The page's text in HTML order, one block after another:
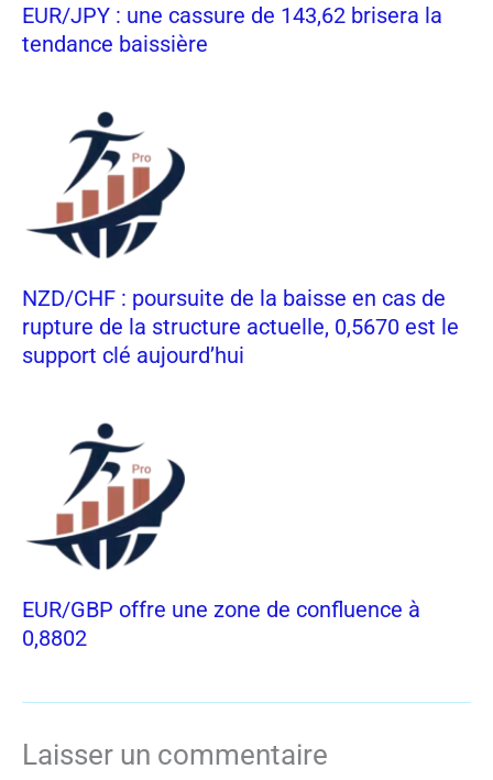
EUR/JPY : une cassure de 143,62 brisera la
tendance baissière
NZD/CHF : poursuite de la baisse en cas de
rupture de la structure actuelle, 0,5670 est le
support clé aujourd’hui
EUR/GBP offre une zone de confluence à
0,8802
Laisser un commentaire